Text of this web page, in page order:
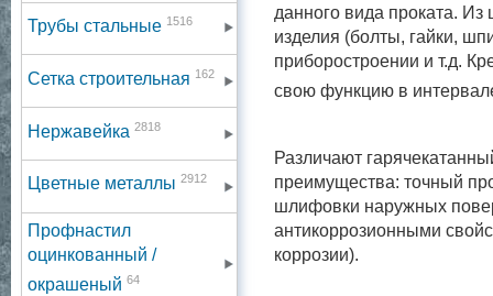
Трубы стальные 1516
Сетка строительная 162
Нержавейка 2818
Цветные металлы 2912
Профнастил
оцинкованный /
окрашеный 64
данного вида проката.
изделия (болты, гайки,
приборостроении и т.д.
свою функцию в
Различают
преимущества: точный
шлифовки наружных
антикоррозионными
коррозии).